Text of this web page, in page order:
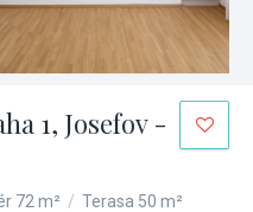
1, Josefov -
72 m² / Terasa 50 m²